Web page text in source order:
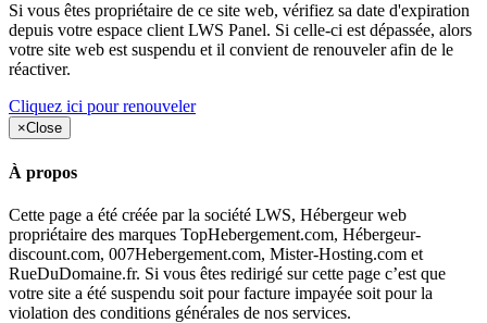
Si vous êtes propriétaire de ce site web, vérifiez sa date d'expiration
depuis votre espace client LWS Panel. Si celle-ci est dépassée, alors
votre site web est suspendu et il convient de renouveler afin de le
réactiver.
Cliquez ici pour renouveler
×Close
À propos
Cette page a été créée par la société LWS, Hébergeur web
propriétaire des marques TopHebergement.com, Hébergeur-
discount.com, 007Hebergement.com, Mister-Hosting.com et
RueDuDomaine.fr. Si vous êtes redirigé sur cette page c’est que
votre site a été suspendu soit pour facture impayée soit pour la
violation des conditions générales de nos services.